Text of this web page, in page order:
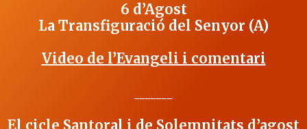
6 d’Agost
La Transfiguració del Senyor (A)
Video de l’Evangeli i comentari
El cicle Santoral i de Solemnitats d’agost